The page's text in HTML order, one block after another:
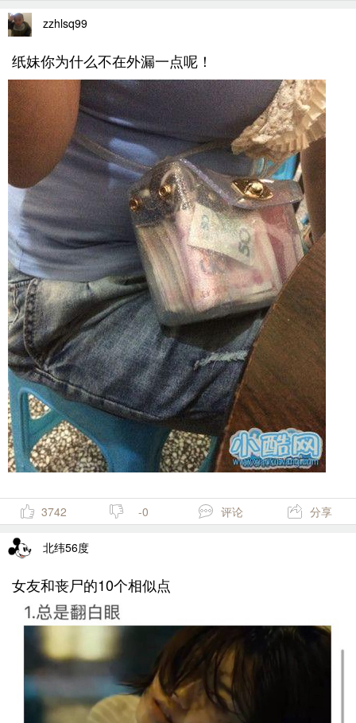
zzhlsq99
纸妹你为什么不在外漏一点呢！
3742 -0 评论 分享
北纬56度
女友和丧尸的10个相似点